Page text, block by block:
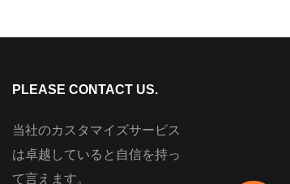
PLEASE CONTACT US.
当社のカスタマイズサービス
は卓越していると自信を持っ
て言えます。